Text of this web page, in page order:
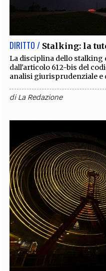
DIRITTO / Stalking: la
La disciplina dello
dall'articolo 612-bis del
analisi giurisprudenziale e
diLa Redazione